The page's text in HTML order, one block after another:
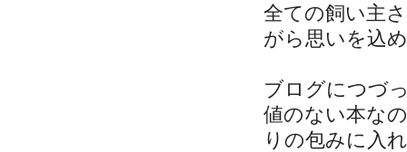
全ての飼い主
がら思いを込
ブログにつづ
値のない本な
りの包みに入